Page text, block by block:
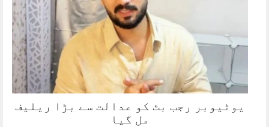
یوٹیوبر رجب بٹ کو عدالت سے بڑا ریلیف
مل گیا